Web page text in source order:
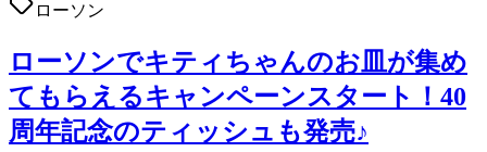
ローソン
ローソンでキティちゃんのお皿が集め
てもらえるキャンペーンスタート！40
周年記念のティッシュも発売♪